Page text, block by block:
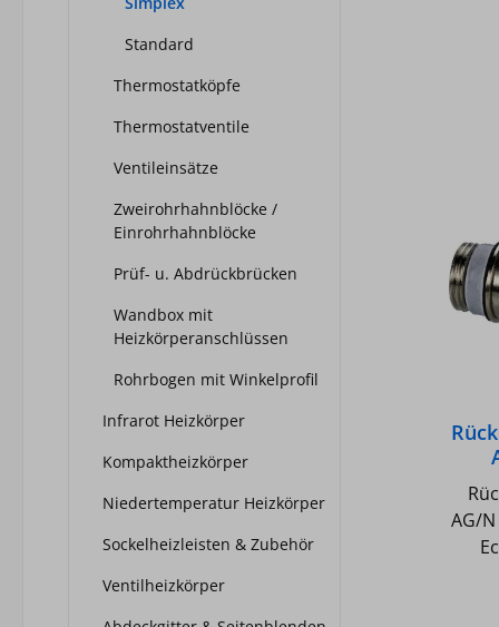
Standard
Thermostatköpfe
Thermostatventile
Ventileinsätze
Zweirohrhahnblöcke /
Einrohrhahnblöcke
Prüf- u. Abdrückbrücken
Wandbox mit
Heizkörperanschlüssen
Rohrbogen mit Winkelprofil
Infrarot Heizkörper
Kompaktheizkörper
Niedertemperatur Heizkörper
Sockelheizleisten & Zubehör
Ventilheizkörper
x
AG/